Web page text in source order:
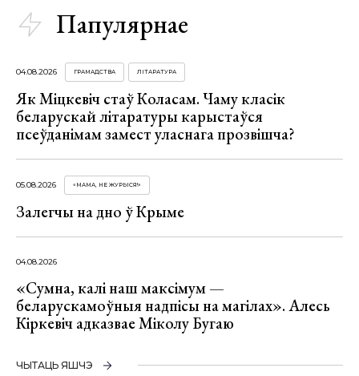
Папулярнае
04.08.2026 ГРАМАДСТВА ЛІТАРАТУРА
Як Міцкевіч стаў Коласам. Чаму класік
беларускай літаратуры карыстаўся
псеўданімам замест уласнага прозвішча?
05.08.2026 «МАМА, НЕ ЖУРЫСЯ!»
Залегчы на дно ў Крыме
04.08.2026
«Сумна, калі наш максімум —
беларускамоўныя надпісы на магілах». Алесь
Кіркевіч адказвае Міколу Бугаю
ЧЫТАЦЬ ЯШЧЭ